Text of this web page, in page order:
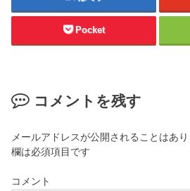
Pocket
コメントを残す
メールアドレスが公開されることはあり
欄は必須項目です
コメント